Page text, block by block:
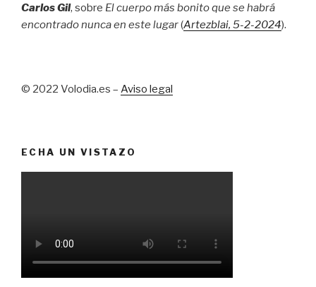
Carlos Gil, sobre El cuerpo más bonito que se habrá
encontrado nunca en este lugar(Artezblai, 5-2-2024).
© 2022 Volodia.es – Aviso legal
ECHA UN VISTAZO